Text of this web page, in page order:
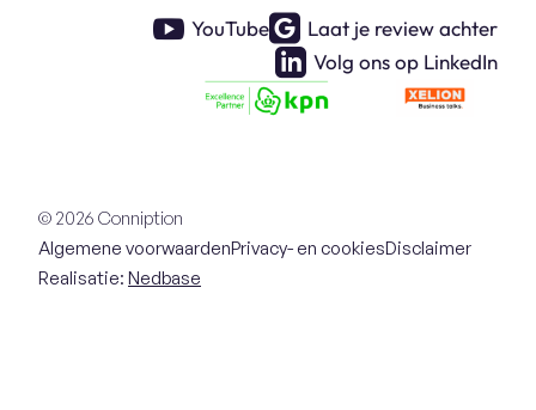
YouTube
Laat je review achter
Volg ons op LinkedIn
© 2026 Conniption
Algemene voorwaardenPrivacy- en cookiesDisclaimer
Realisatie: Nedbase